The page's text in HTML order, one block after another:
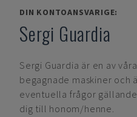
DIN KONTOANSVARIGE:
Sergi Guardia
Sergi Guardia är en av
begagnade maskiner och
eventuella frågor
dig till honom/henne.